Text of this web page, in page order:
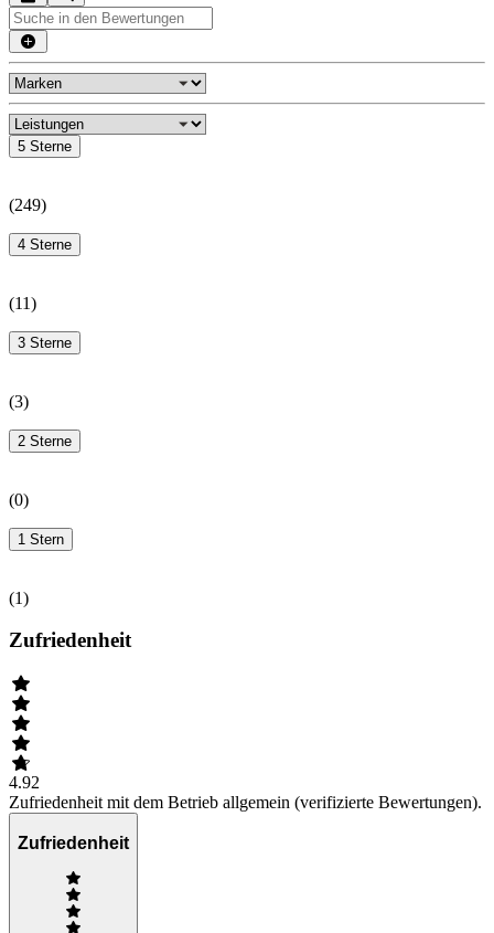
5 Sterne
(249)
4 Sterne
(11)
3 Sterne
(3)
2 Sterne
(0)
1 Stern
(1)
Zufriedenheit
4.92
Zufriedenheit mit dem Betrieb allgemein (verifizierte Bewertungen).
Zufriedenheit